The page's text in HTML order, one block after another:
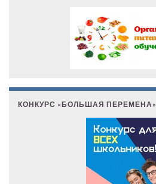
КОНКУРС «БОЛЬШАЯ ПЕРЕМЕНА»